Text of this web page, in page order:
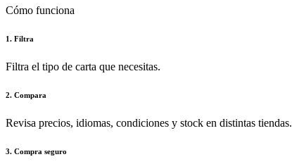
Cómo funciona
1. Filtra
Filtra el tipo de carta que necesitas.
2. Compara
Revisa precios, idiomas, condiciones y stock en distintas tiendas.
3. Compra seguro